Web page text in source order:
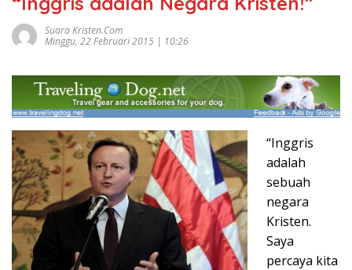
Suara Kristen.com
Minggu, 22 Februari 2015 | 10:26
“Inggris
adalah
sebuah
negara
Kristen.
Saya
percaya kita